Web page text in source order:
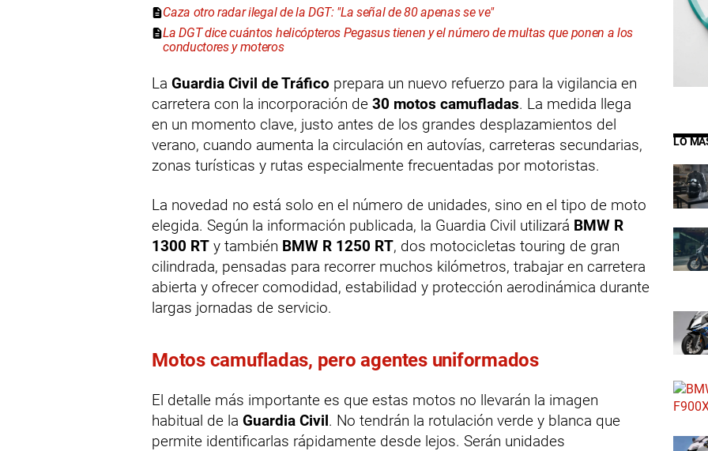
Caza otro radar ilegal de la DGT: "La señal de 80 apenas se ve"
La DGT dice cuántos helicópteros Pegasus tienen y el número de multas que ponen a los
conductores y moteros
La Guardia Civil de Tráfico prepara un nuevo refuerzo para la vigilancia en
carretera con la incorporación de 30 motos camufladas. La medida llega
en un momento clave, justo antes de los grandes desplazamientos del
verano, cuando aumenta la circulación en autovías, carreteras secundarias,
zonas turísticas y rutas especialmente frecuentadas por motoristas.
La novedad no está solo en el número de unidades, sino en el tipo de moto
elegida. Según la información publicada, la Guardia Civil utilizará BMW R
1300 RT y también BMW R 1250 RT, dos motocicletas touring de gran
cilindrada, pensadas para recorrer muchos kilómetros, trabajar en carretera
abierta y ofrecer comodidad, estabilidad y protección aerodinámica durante
largas jornadas de servicio.
Motos camufladas, pero agentes uniformados
El detalle más importante es que estas motos no llevarán la imagen
habitual de la Guardia Civil. No tendrán la rotulación verde y blanca que
permite identificarlas rápidamente desde lejos. Serán unidades
LO